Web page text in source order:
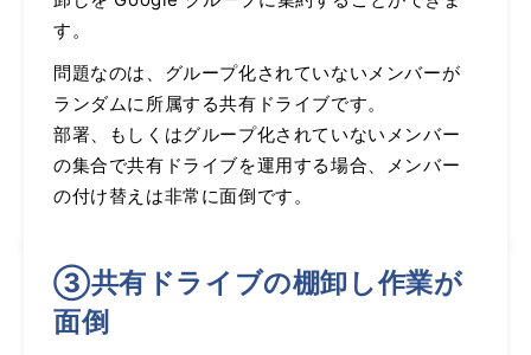
す。
問題なのは、グループ化されていないメンバーが
ランダムに所属する共有ドライブです。
部署、もしくはグループ化されていないメンバー
の集合で共有ドライブを運用する場合、メンバー
の付け替えは非常に面倒です。
③共有ドライブの棚卸し作業が
面倒